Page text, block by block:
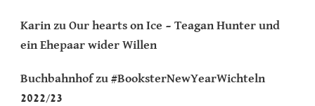
Karin zu Our hearts on Ice – Teagan Hunter und
ein Ehepaar wider Willen
Buchbahnhofzu #BooksterNewYearWichteln
2022/23